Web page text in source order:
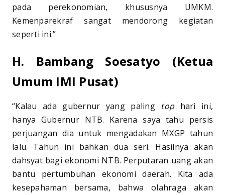
pada perekonomian, khususnya UMKM.
Kemenparekraf sangat mendorong kegiatan
seperti ini.”
H. Bambang Soesatyo (Ketua
Umum IMI Pusat)
“Kalau ada gubernur yang paling tophari ini,
hanya Gubernur NTB. Karena saya tahu persis
perjuangan dia untuk mengadakan MXGP tahun
lalu. Tahun ini bahkan dua seri. Hasilnya akan
dahsyat bagi ekonomi NTB. Perputaran uang akan
bantu pertumbuhan ekonomi daerah. Kita ada
kesepahaman bersama, bahwa olahraga akan